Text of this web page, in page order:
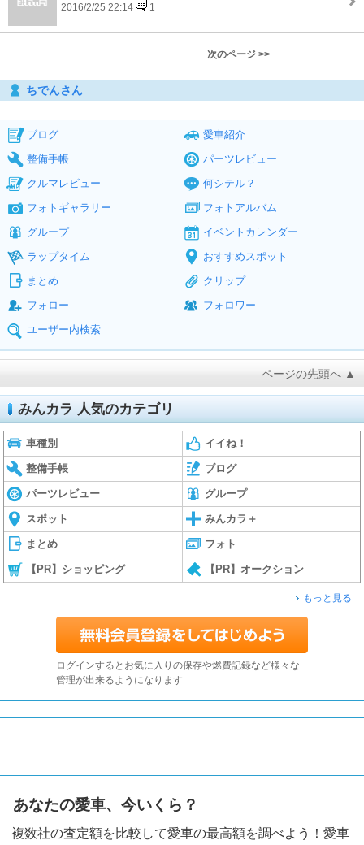
2016/2/25 22:14 1
次のページ >>
ちでんさん
ブログ
愛車紹介
整備手帳
パーツレビュー
クルマレビュー
何シテル？
フォトギャラリー
フォトアルバム
グループ
イベントカレンダー
ラップタイム
おすすめスポット
まとめ
クリップ
フォロー
フォロワー
ユーザー内検索
ページの先頭へ ▲
みんカラ 人気のカテゴリ
車種別 イイね！
整備手帳 ブログ
パーツレビュー グループ
スポット みんカラ＋
まとめ フォト
【PR】ショッピング 【PR】オークション
もっと見る
ログインするとお気に入りの保存や燃費記録など様々な
管理が出来るようになります
あなたの愛車、今いくら？
複数社の査定額を比較して愛車の最高額を調べよう！愛車